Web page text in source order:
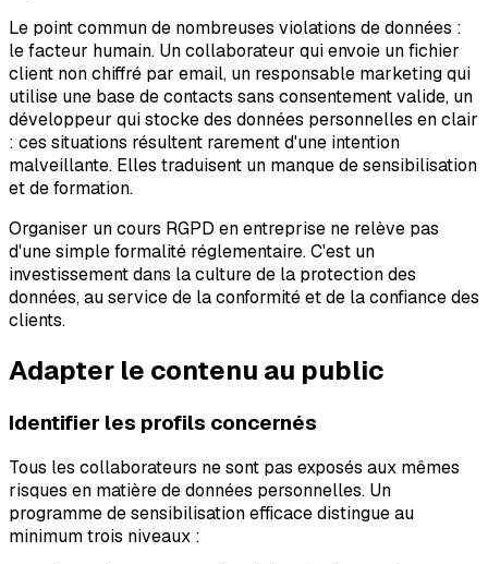
Le point commun de nombreuses violations de données :
le facteur humain. Un collaborateur qui envoie un fichier
client non chiffré par email, un responsable marketing qui
utilise une base de contacts sans consentement valide, un
développeur qui stocke des données personnelles en clair
: ces situations résultent rarement d'une intention
malveillante. Elles traduisent un manque de sensibilisation
et de formation.
Organiser un cours RGPD en entreprise ne relève pas
d'une simple formalité réglementaire. C'est un
investissement dans la culture de la protection des
données, au service de la conformité et de la confiance des
clients.
Adapter le contenu au public
Identifier les profils concernés
Tous les collaborateurs ne sont pas exposés aux mêmes
risques en matière de données personnelles. Un
programme de sensibilisation efficace distingue au
minimum trois niveaux :